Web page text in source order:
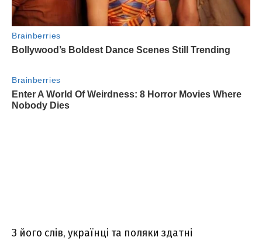
З його слів, українці та поляки здатні